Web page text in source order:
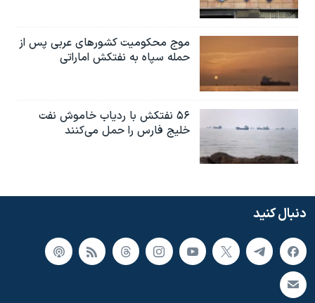
موج محکومیت کشورهای عربی پس از
حمله سپاه به نفتکش اماراتی
۵۶ نفتکش با ردیاب خاموش نفت
خلیج فارس را حمل می‌کنند
دنبال کنید